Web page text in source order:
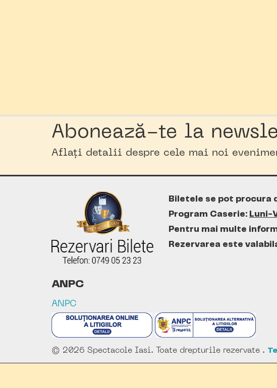
Abonează-te la
Aflați detalii despre cele mai noi
Biletele se pot procura
Program Caserie: Luni-
Pentru mai multe
Rezervarea este
ANPC
ANPC
© 2026 Spectacole Iasi. Toate drepturile rezervate .